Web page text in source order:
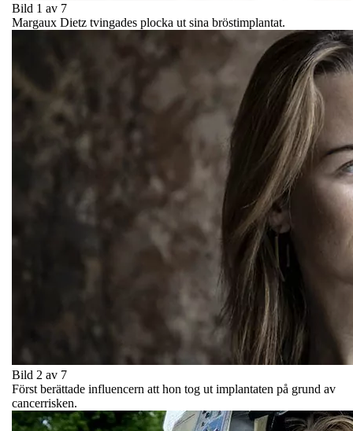
Bild 1 av 7
Margaux Dietz tvingades plocka ut sina bröstimplantat.
Bild 2 av 7
Först berättade influencern att hon tog ut implantaten på grund av
cancerrisken.